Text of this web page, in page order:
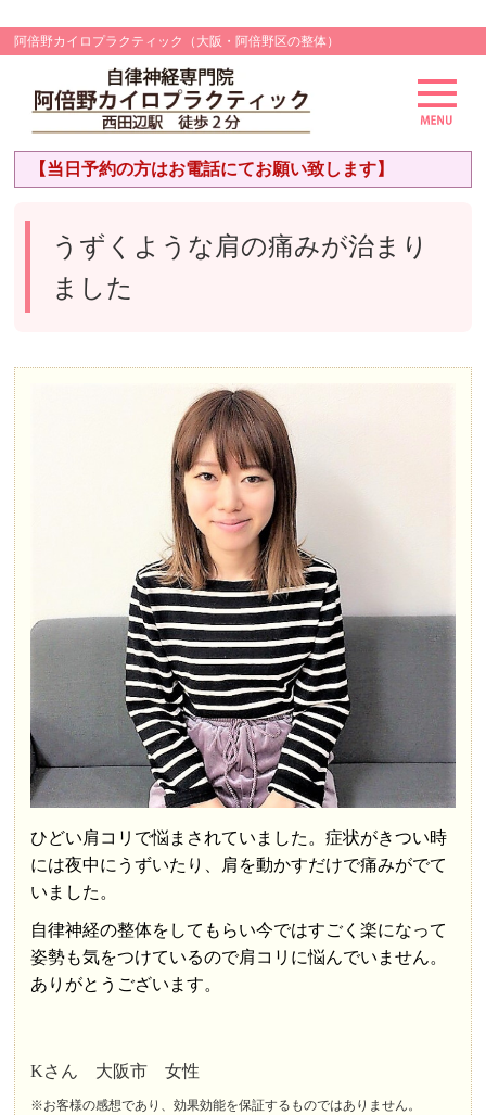
阿倍野カイロプラクティック（大阪・阿倍野区の整体）
【当日予約の方はお電話にてお願い致します】
うずくような肩の痛みが治まり
ました
ひどい肩コリで悩まされていました。症状がきつい時
には夜中にうずいたり、肩を動かすだけで痛みがでて
いました。
自律神経の整体をしてもらい今ではすごく楽になって
姿勢も気をつけているので肩コリに悩んでいません。
ありがとうございます。
Kさん 大阪市 女性
※お客様の感想であり、効果効能を保証するものではありません。